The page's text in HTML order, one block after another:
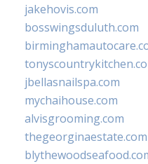
jakehovis.com
bosswingsduluth.com
jbellasnailspa.com
mychaihouse.com
alvisgrooming.com
thegeorginaestate.com